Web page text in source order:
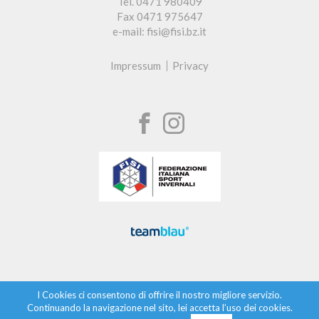
Fax 0471 975647
e-mail: fisi@fisi.bz.it
Impressum Privacy
I Cookies ci consentono di offrire il nostro migliore servizio.
Continuando la navigazione nel sito, lei accetta l’uso dei cookies.